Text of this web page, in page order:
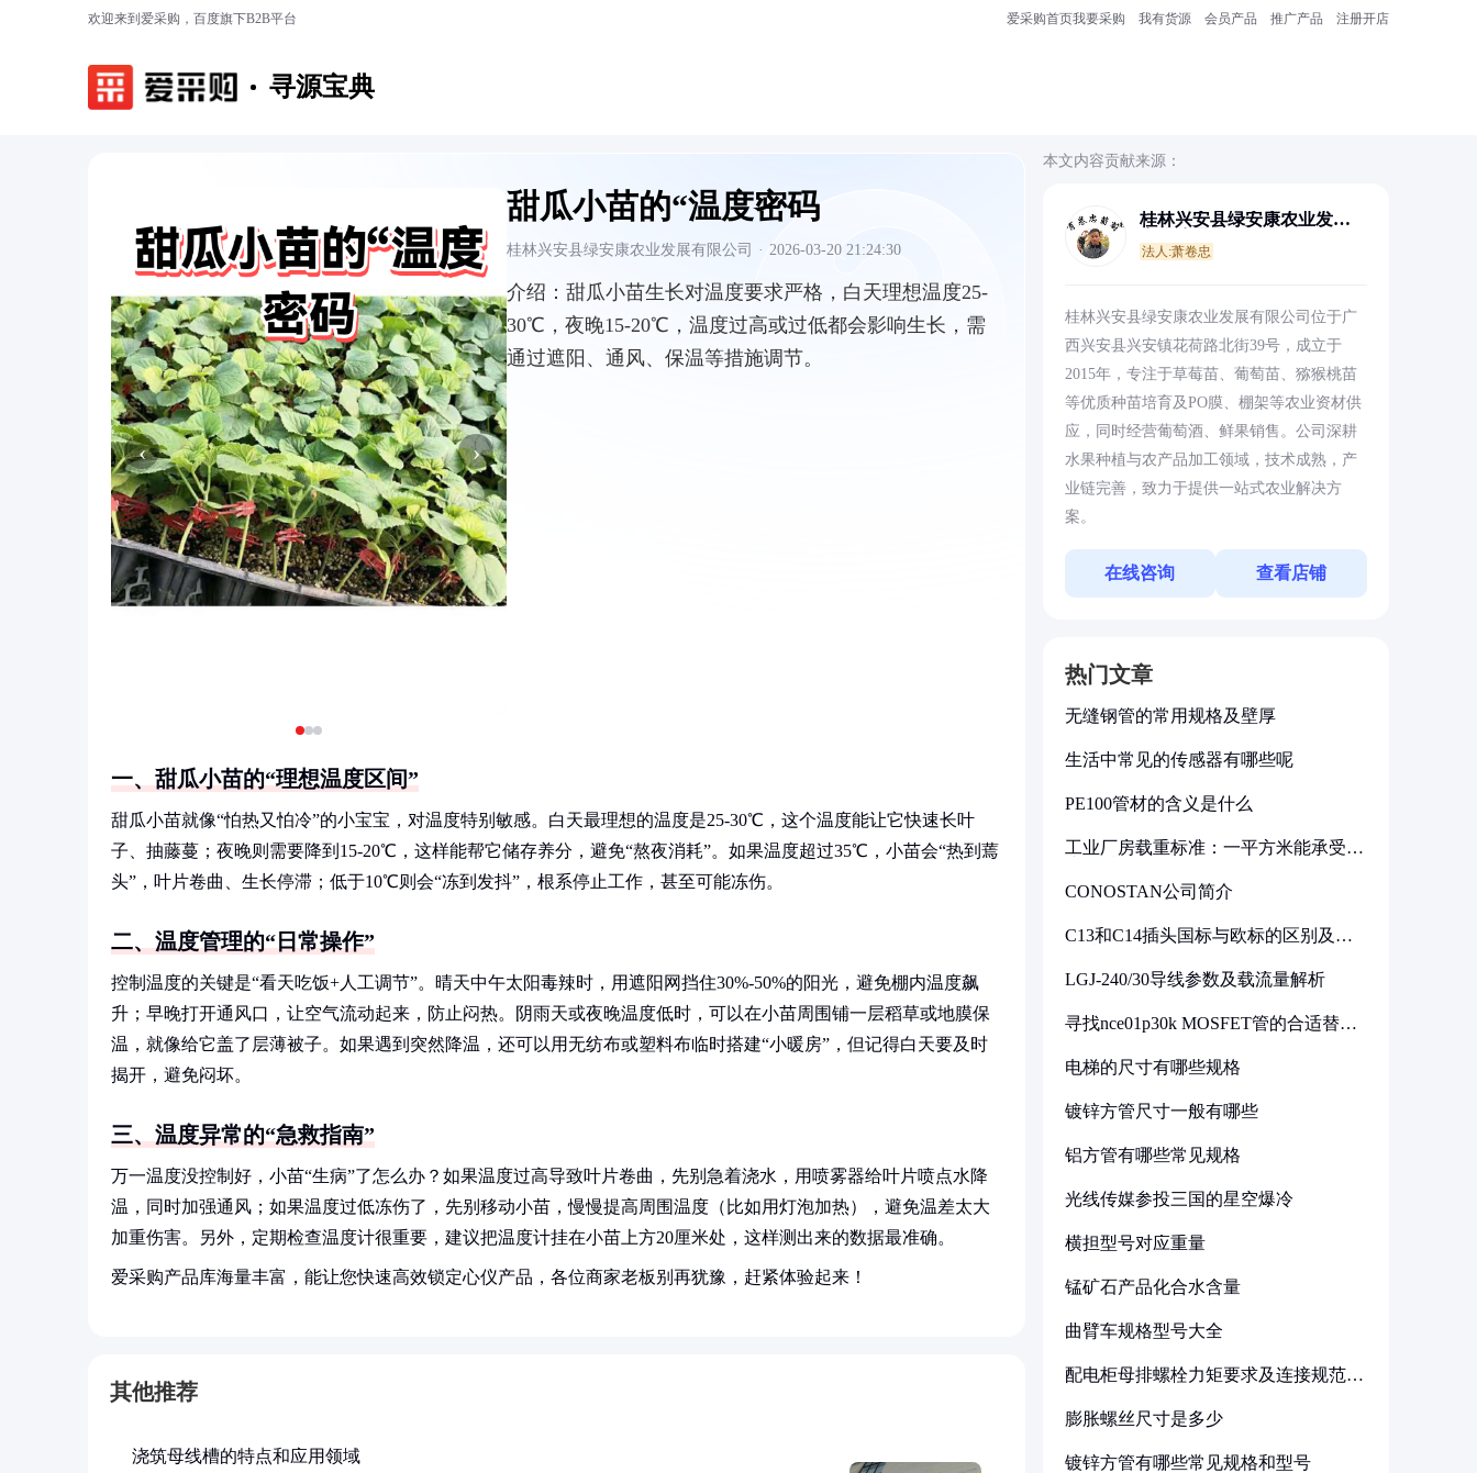
欢迎来到爱采购，百度旗下B2B平台 爱采购首页我要采购 我有货源 会员产品 推广产品 注册开店
寻源宝典
‹ ›
甜瓜小苗的“温度密码
桂林兴安县绿安康农业发展有限公司 · 2026-03-20 21:24:30
介绍： 甜瓜小苗生长对温度要求严格，白天理想温度25-
30℃，夜晚15-20℃，温度过高或过低都会影响生长，需
通过遮阳、通风、保温等措施调节。
一、甜瓜小苗的“理想温度区间”
甜瓜小苗就像“怕热又怕冷”的小宝宝，对温度特别敏感。白天最理想的温度是25-30℃，这个温度能让它快速长叶
子、抽藤蔓；夜晚则需要降到15-20℃，这样能帮它储存养分，避免“熬夜消耗”。如果温度超过35℃，小苗会“热到蔫
头”，叶片卷曲、生长停滞；低于10℃则会“冻到发抖”，根系停止工作，甚至可能冻伤。
二、温度管理的“日常操作”
控制温度的关键是“看天吃饭+人工调节”。晴天中午太阳毒辣时，用遮阳网挡住30%-50%的阳光，避免棚内温度飙
升；早晚打开通风口，让空气流动起来，防止闷热。阴雨天或夜晚温度低时，可以在小苗周围铺一层稻草或地膜保
温，就像给它盖了层薄被子。如果遇到突然降温，还可以用无纺布或塑料布临时搭建“小暖房”，但记得白天要及时
揭开，避免闷坏。
三、温度异常的“急救指南”
万一温度没控制好，小苗“生病”了怎么办？如果温度过高导致叶片卷曲，先别急着浇水，用喷雾器给叶片喷点水降
温，同时加强通风；如果温度过低冻伤了，先别移动小苗，慢慢提高周围温度（比如用灯泡加热），避免温差太大
加重伤害。另外，定期检查温度计很重要，建议把温度计挂在小苗上方20厘米处，这样测出来的数据最准确。
爱采购产品库海量丰富，能让您快速高效锁定心仪产品，各位商家老板别再犹豫，赶紧体验起来！
其他推荐
浇筑母线槽的特点和应用领域
本文内容贡献来源：
桂林兴安县绿安康农业发展
法人:萧卷忠
桂林兴安县绿安康农业发展有限公司位于广
西兴安县兴安镇花荷路北街39号，成立于
2015年，专注于草莓苗、葡萄苗、猕猴桃苗
等优质种苗培育及PO膜、棚架等农业资材供
应，同时经营葡萄酒、鲜果销售。公司深耕
水果种植与农产品加工领域，技术成熟，产
业链完善，致力于提供一站式农业解决方
案。
在线咨询 查看店铺
热门文章
无缝钢管的常用规格及壁厚
生活中常见的传感器有哪些呢
PE100管材的含义是什么
工业厂房载重标准：一平方米能承受多
CONOSTAN公司简介
C13和C14插头国标与欧标的区别及其
LGJ-240/30导线参数及载流量解析
寻找nce01p30k MOSFET管的合适替代
电梯的尺寸有哪些规格
镀锌方管尺寸一般有哪些
铝方管有哪些常见规格
光线传媒参投三国的星空爆冷
横担型号对应重量
锰矿石产品化合水含量
曲臂车规格型号大全
配电柜母排螺栓力矩要求及连接规范详
膨胀螺丝尺寸是多少
镀锌方管有哪些常见规格和型号